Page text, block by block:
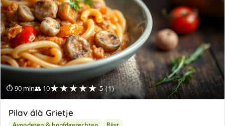
⏱ 90 min👥 10★★★★★ 5 (1)
Pilav álà Grietje